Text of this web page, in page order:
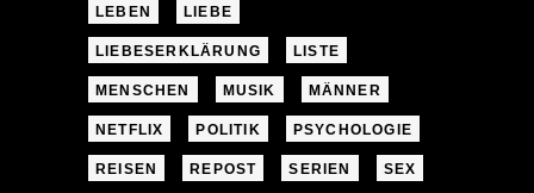
LEBEN LIEBE
LIEBESERKLÄRUNG LISTE
MENSCHEN MUSIK MÄNNER
NETFLIX POLITIK PSYCHOLOGIE
REISEN REPOST SERIEN SEX